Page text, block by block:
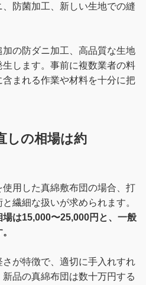
防菌加工、新しい生地での縫
の防ダニ加工、高品質な生地
します。事前に複数業者の料
まれる作業や材料を十分に把
しの相場は約
用した真綿敷布団の場合、打
繊細な扱いが求められます。
は15,000〜25,000円と、一般
が特徴で、適切に手入れすれ
品の真綿布団は数十万円する